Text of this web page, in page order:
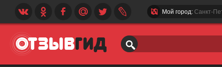
Мой город: Санкт-